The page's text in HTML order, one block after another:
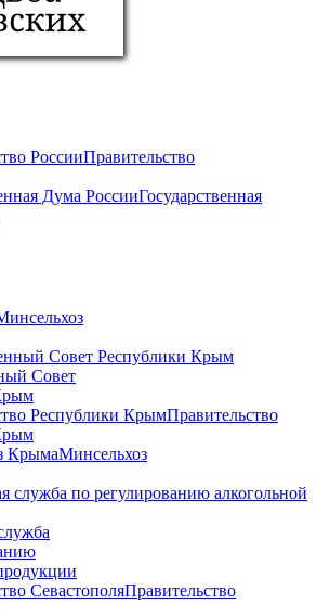
Правительство
Государственная
Совет
Правительство
Минсельхоз
Правительство